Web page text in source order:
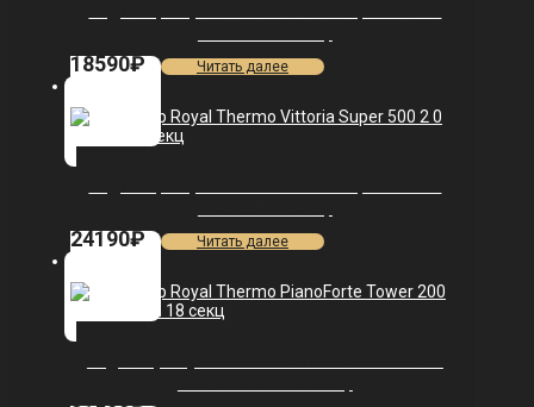
18590₽ Читать далее
24190₽ Читать далее